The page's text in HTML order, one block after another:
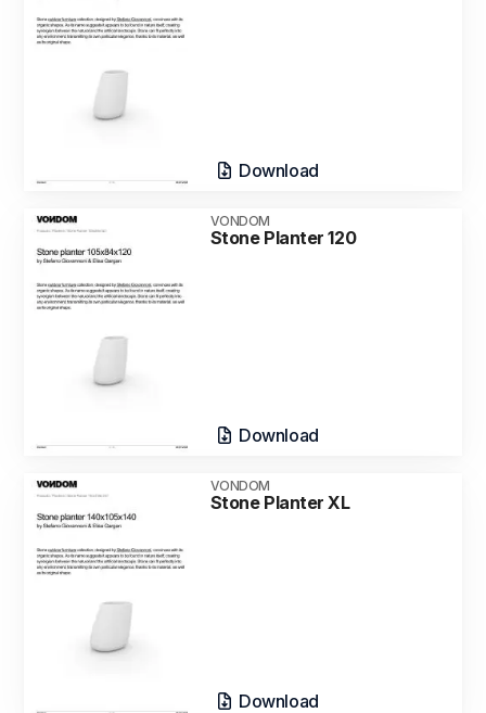
Download
VONDOM
Stone Planter 120
Download
VONDOM
Stone Planter XL
Download